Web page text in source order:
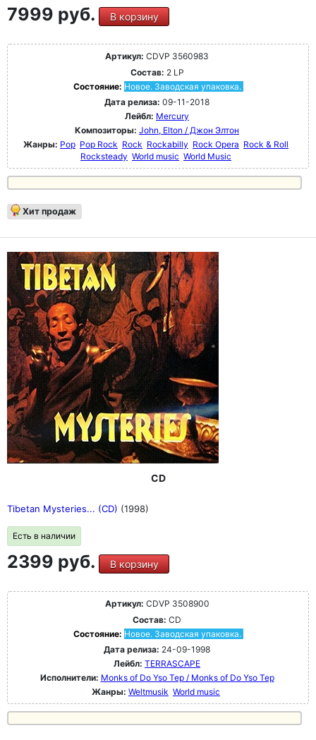
7999 руб. В корзину
Артикул: CDVP 3560983
Состав: 2 LP
Состояние: Новое. Заводская упаковка.
Дата релиза: 09-11-2018
Лейбл: Mercury
Композиторы: John, Elton / Джон Элтон
Жанры: Pop Pop Rock Rock Rockabilly Rock Opera Rock & Roll
Rocksteady World music World Music
Хит продаж
CD
Tibetan Mysteries... (CD) (1998)
Есть в наличии
2399 руб. В корзину
Артикул: CDVP 3508900
Состав: CD
Состояние: Новое. Заводская упаковка.
Дата релиза: 24-09-1998
Лейбл: TERRASCAPE
Исполнители: Monks of Do Yso Tep / Monks of Do Yso Tep
Жанры: Weltmusik World music